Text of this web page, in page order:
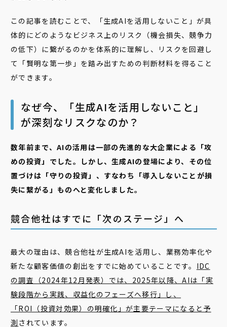
この記事を読むことで、「生成AIを活用しないこと」が具
体的にどのようなビジネス上のリスク（機会損失、競争力
の低下）に繋がるのかを体系的に理解し、リスクを回避し
て「賢明な第一歩」を踏み出すための判断材料を得ること
ができます。
なぜ今、「生成AIを活用しないこと」
が深刻なリスクなのか？
数年前まで、AIの活用は一部の先進的な大企業による「攻
めの投資」でした。しかし、生成AIの登場により、その位
置づけは「守りの投資」、すなわち「導入しないことが損
失に繋がる」ものへと変化しました。
競合他社はすでに「次のステージ」へ
最大の理由は、競合他社が生成AIを活用し、業務効率化や
新たな顧客価値の創出をすでに始めていることです。 IDC
の調査（2024年12月発表）では、2025年以降、AIは「実
験段階から実践、収益化のフェーズへ移行」し、
「ROI（投資対効果）の明確化」が主要テーマになると予
測 されています。